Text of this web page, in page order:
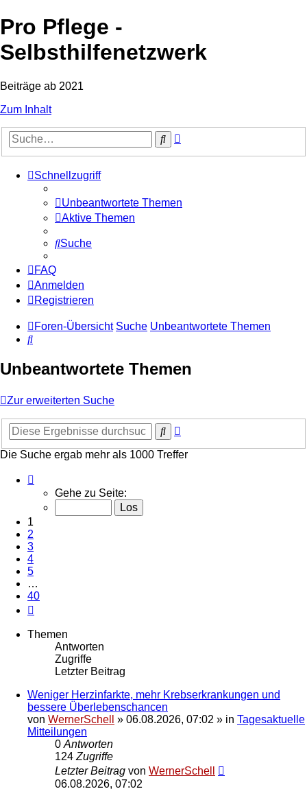
Pro Pflege -
Selbsthilfenetzwerk
Beiträge ab 2021
Zum Inhalt
Suche
Schnellzugriff
Unbeantwortete Themen
Aktive Themen
Suche
FAQ
Anmelden
Registrieren
Foren-Übersicht Suche Unbeantwortete Themen
Suche
Unbeantwortete Themen
Zur erweiterten Suche
Suche
Die Suche ergab mehr als 1000 Treffer
40
Gehe zu Seite:
1
2
3
4
5
…
40
Themen
Antworten
Zugriffe
Letzter Beitrag
Weniger Herzinfarkte, mehr Krebserkrankungen und
bessere Überlebenschancen
von WernerSchell » 06.08.2026, 07:02 » in Tagesaktuelle
Mitteilungen
0 Antworten
124 Zugriffe
Letzter Beitrag von WernerSchell
06.08.2026, 07:02